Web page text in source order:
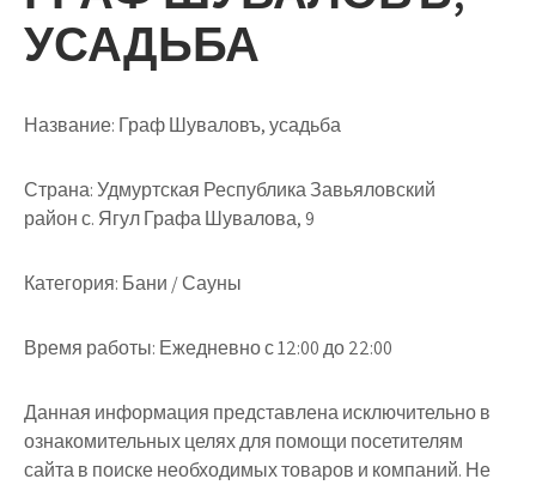
УСАДЬБА
Название: Граф Шуваловъ, усадьба
Страна:Удмуртская Республика Завьяловский
район с. Ягул Графа Шувалова, 9
Категория: Бани / Сауны
Время работы: Ежедневно с 12:00 до 22:00
Данная информация представлена исключительно в
ознакомительных целях для помощи посетителям
сайта в поиске необходимых товаров и компаний. Не